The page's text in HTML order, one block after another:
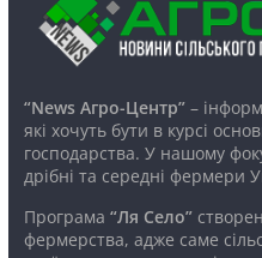
“News Агро-Центр”–
які хочуть бути в курсі
господарства. У нашому
дрібні та середні фермери
Програма “Ля Село”
фермерства, адже саме